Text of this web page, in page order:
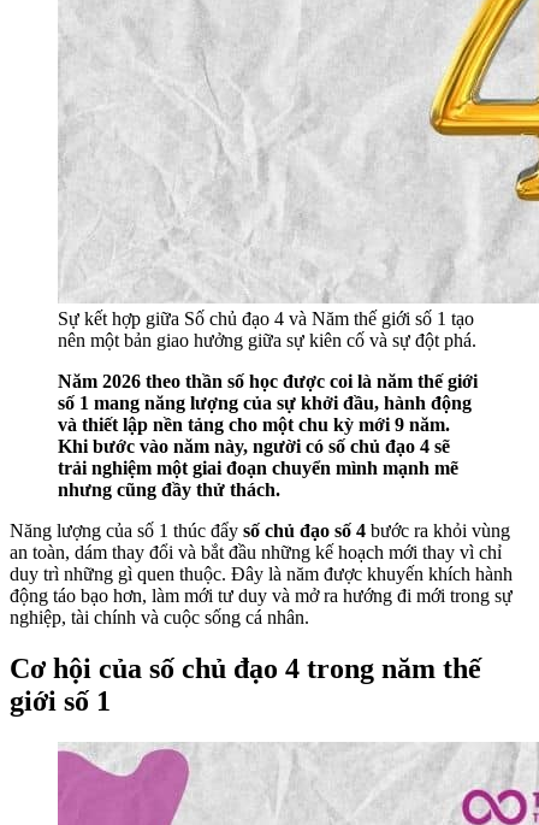
Sự kết hợp giữa Số chủ đạo 4 và Năm thế giới số 1 tạo
nên một bản giao hưởng giữa sự kiên cố và sự đột phá.
Năm 2026 theo thần số học được coi là năm thế giới
số 1 mang năng lượng của sự khởi đầu, hành động
và thiết lập nền tảng cho một chu kỳ mới 9 năm.
Khi bước vào năm này, người có số chủ đạo 4 sẽ
trải nghiệm một giai đoạn chuyển mình mạnh mẽ
nhưng cũng đầy thử thách.
Năng lượng của số 1 thúc đẩy số chủ đạo số 4 bước ra khỏi vùng
an toàn, dám thay đổi và bắt đầu những kế hoạch mới thay vì chỉ
duy trì những gì quen thuộc. Đây là năm được khuyến khích hành
động táo bạo hơn, làm mới tư duy và mở ra hướng đi mới trong sự
nghiệp, tài chính và cuộc sống cá nhân.
Cơ hội của số chủ đạo 4 trong năm thế
giới số 1